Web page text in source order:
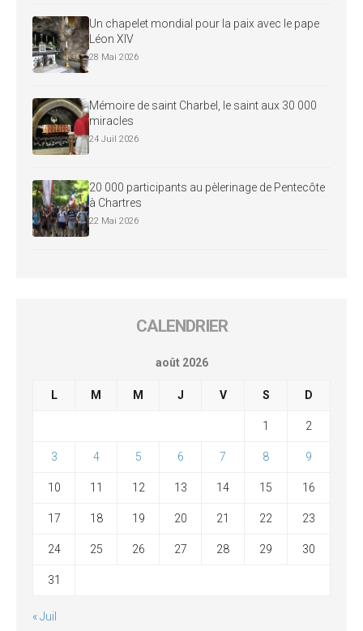
Un chapelet mondial pour la paix avec le pape
Léon XIV
28 Mai 2026
Mémoire de saint Charbel, le saint aux 30 000
miracles
24 Juil 2026
20 000 participants au pèlerinage de Pentecôte
à Chartres
22 Mai 2026
CALENDRIER
août 2026
L M M J V S D
1 2
3 4 5 6 7 8 9
10 11 12 13 14 15 16
17 18 19 20 21 22 23
24 25 26 27 28 29 30
31
« Juil